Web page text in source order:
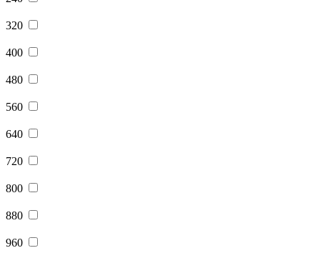
320
400
480
560
640
720
800
880
960